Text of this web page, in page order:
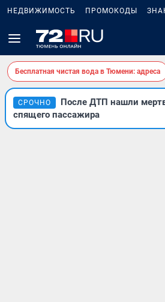
НЕДВИЖИМОСТЬ ПРОМОКОДЫ
Бесплатная чистая вода в Тюмени: адреса
СРОЧНО
После ДТП нашли
спящего пассажира